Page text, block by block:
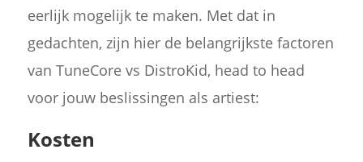
eerlijk mogelijk te maken. Met dat in
gedachten, zijn hier de belangrijkste factoren
van TuneCore vs DistroKid, head to head
voor jouw beslissingen als artiest:
Kosten